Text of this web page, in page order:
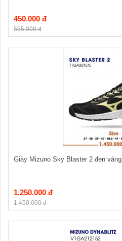
450.000 đ
555.000 đ
Giày Mizuno Sky Blaster 2 đen vàng
1.250.000 đ
1.450.000 đ